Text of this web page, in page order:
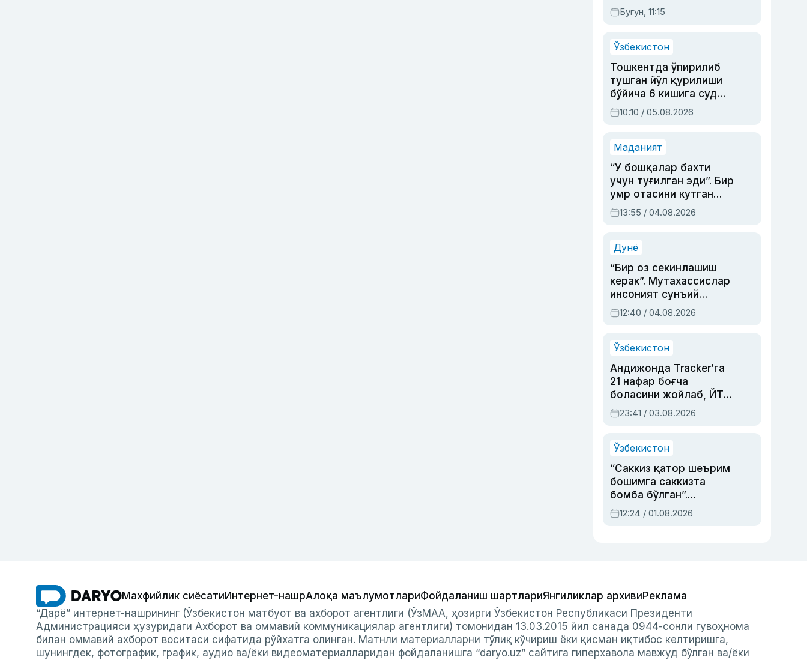
яйловга олиб бориб
ўлдирган йигит 20
Бугун, 11:15
Ўзбекистон
Тошкентда ўпирилиб
тушган йўл қурилиши
бўйича 6 кишига суд
ҳукми ўқилди
10:10 / 05.08.2026
Маданият
“У бошқалар бахти
учун туғилган эди”. Бир
умр отасини кутган
актриса ва дубльяж
устаси Римма
синовларга тўла ҳаёти
13:55 / 04.08.2026
Дунё
“Бир оз секинлашиш
керак”. Мутахассислар
инсоният сунъий
интеллектни бошқара
олмай қолишидан
12:40 / 04.08.2026
Ўзбекистон
Андижонда Tracker’га
21 нафар боғча
боласини жойлаб, ЙТҲ
содир этган аёлга суд
ҳукми ўқилди
23:41 / 03.08.2026
Ўзбекистон
“Саккиз қатор шеърим
бошимга саккизта
бомба бўлган”.
Абдулла Ориповни
сиёсий айбловлардан
12:24 / 01.08.2026
Махфийлик сиёсатиИнтернет-нашрАлоқа маълумотлариФойдаланиш шартлариЯнгиликлар архивиРеклама
“Дарё” интернет-нашрининг (Ўзбекистон матбуот ва ахборот агентлиги (ЎзМАА, ҳозирги Ўзбекистон Республикаси Президенти
Администрацияси ҳузуридаги Ахборот ва оммавий коммуникациялар агентлиги) томонидан 13.03.2015 йил санада 0944-сонли гувоҳнома
билан оммавий ахборот воситаси сифатида рўйхатга олинган. Матнли материалларни тўлиқ кўчириш ёки қисман иқтибос келтиришга,
шунингдек, фотографик, график, аудио ва/ёки видеоматериалларидан фойдаланишга “daryo.uz” сайтига гиперхавола мавжуд бўлган ва/ёки